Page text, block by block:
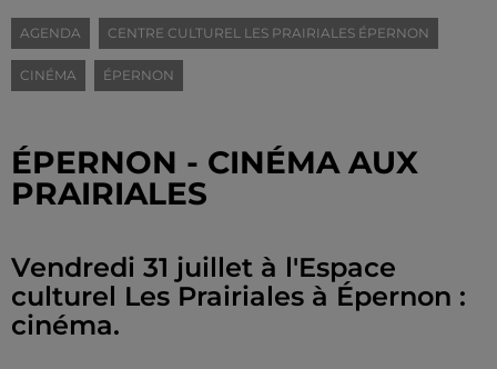
AGENDA CENTRE CULTUREL LES PRAIRIALES ÉPERNON
CINÉMA ÉPERNON
ÉPERNON - CINÉMA AUX
PRAIRIALES
Vendredi 31 juillet à l'Espace
culturel Les Prairiales à Épernon :
cinéma.